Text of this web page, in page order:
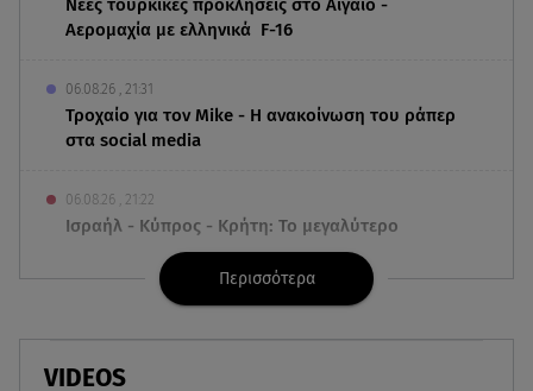
Νέες τουρκικές προκλήσεις στο Αιγαίο -
Αερομαχία με ελληνικά F-16
06.08.26 , 21:31
Τροχαίο για τον Mike - Η ανακοίνωση του ράπερ
στα social media
06.08.26 , 21:22
Ισραήλ - Κύπρος - Κρήτη: Το μεγαλύτερο
υποθαλάσσιο καλώδιο στον κόσμο
Motor Oil: Δωρεά πυροσβεστικών οχημάτων και
Περισσότερα
VIDEOS